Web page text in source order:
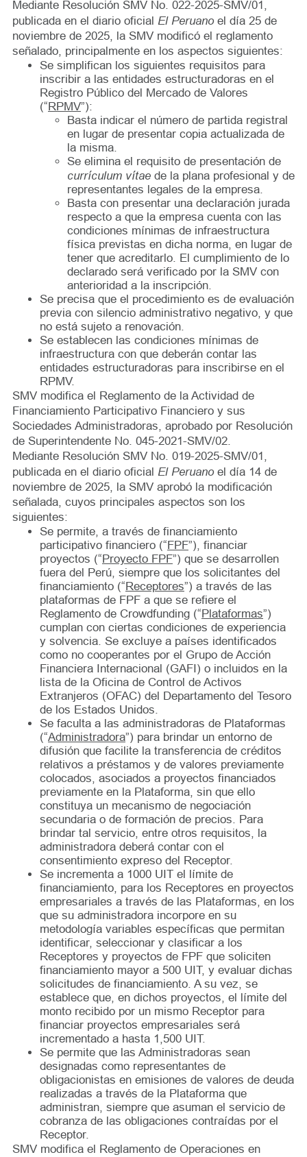
Mediante Resolución SMV No. 022-2025-SMV/01,
publicada en el diario oficial El Peruanoel día 25 de
noviembre de 2025, la SMV modificó el reglamento
señalado, principalmente en los aspectos siguientes:
Se simplifican los siguientes requisitos para
inscribir a las entidades estructuradoras en el
Registro Público del Mercado de Valores
(“RPMV”):
Basta indicar el número de partida registral
en lugar de presentar copia actualizada de
la misma.
Se elimina el requisito de presentación de
currículum vítae de la plana profesional y de
representantes legales de la empresa.
Basta con presentar una declaración jurada
respecto a que la empresa cuenta con las
condiciones mínimas de infraestructura
física previstas en dicha norma, en lugar de
tener que acreditarlo. El cumplimiento de lo
declarado será verificado por la SMV con
anterioridad a la inscripción.
Se precisa que el procedimiento es de evaluación
previa con silencio administrativo negativo, y que
no está sujeto a renovación.
Se establecen las condiciones mínimas de
infraestructura con que deberán contar las
entidades estructuradoras para inscribirse en el
RPMV.
SMV modifica el Reglamento de la Actividad de
Financiamiento Participativo Financiero y sus
Sociedades Administradoras, aprobado por Resolución
de Superintendente No. 045-2021-SMV/02.
Mediante Resolución SMV No. 019-2025-SMV/01,
publicada en el diario oficial El Peruanoel día 14 de
noviembre de 2025, la SMV aprobó la modificación
señalada, cuyos principales aspectos son los
siguientes:
Se permite, a través de financiamiento
participativo financiero (“FPF”), financiar
proyectos (“Proyecto FPF”) que se desarrollen
fuera del Perú, siempre que los solicitantes del
financiamiento (“Receptores”) a través de las
plataformas de FPF a que se refiere el
Reglamento de Crowdfunding (“Plataformas”)
cumplan con ciertas condiciones de experiencia
y solvencia. Se excluye a países identificados
como no cooperantes por el Grupo de Acción
Financiera Internacional (GAFI) o incluidos en la
lista de la Oficina de Control de Activos
Extranjeros (OFAC) del Departamento del Tesoro
de los Estados Unidos.
Se faculta a las administradoras de Plataformas
(“Administradora”) para brindar un entorno de
difusión que facilite la transferencia de créditos
relativos a préstamos y de valores previamente
colocados, asociados a proyectos financiados
previamente en la Plataforma, sin que ello
constituya un mecanismo de negociación
secundaria o de formación de precios. Para
brindar tal servicio, entre otros requisitos, la
administradora deberá contar con el
consentimiento expreso del Receptor.
Se incrementa a 1000 UIT el límite de
financiamiento, para los Receptores en proyectos
empresariales a través de las Plataformas, en los
que su administradora incorpore en su
metodología variables específicas que permitan
identificar, seleccionar y clasificar a los
Receptores y proyectos de FPF que soliciten
financiamiento mayor a 500 UIT, y evaluar dichas
solicitudes de financiamiento. A su vez, se
establece que, en dichos proyectos, el límite del
monto recibido por un mismo Receptor para
financiar proyectos empresariales será
incrementado a hasta 1,500 UIT.
Se permite que las Administradoras sean
designadas como representantes de
obligacionistas en emisiones de valores de deuda
realizadas a través de la Plataforma que
administran, siempre que asuman el servicio de
cobranza de las obligaciones contraídas por el
Receptor.
SMV modifica el Reglamento de Operaciones en